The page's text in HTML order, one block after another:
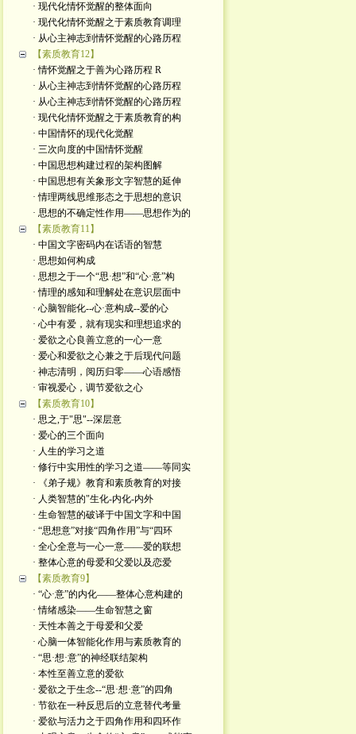
· 现代化情怀觉醒的整体面向
· 现代化情怀觉醒之于素质教育调理
· 从心主神志到情怀觉醒的心路历程
【素质教育12】
· 情怀觉醒之于善为心路历程 R
· 从心主神志到情怀觉醒的心路历程
· 从心主神志到情怀觉醒的心路历程
· 现代化情怀觉醒之于素质教育的构
· 中国情怀的现代化觉醒
· 三次向度的中国情怀觉醒
· 中国思想构建过程的架构图解
· 中国思想有关象形文字智慧的延伸
· 情理两线思维形态之于思想的意识
· 思想的不确定性作用——思想作为的
【素质教育11】
· 中国文字密码内在话语的智慧
· 思想如何构成
· 思想之于一个“思·想”和“心·意”构
· 情理的感知和理解处在意识层面中
· 心脑智能化--心·意构成--爱的心
· 心中有爱，就有现实和理想追求的
· 爱欲之心良善立意的一心一意
· 爱心和爱欲之心兼之于后现代问题
· 神志清明，阅历归零——心语感悟
· 审视爱心，调节爱欲之心
【素质教育10】
· 思之,于"思"--深层意
· 爱心的三个面向
· 人生的学习之道
· 修行中实用性的学习之道——等同实
· 《弟子规》教育和素质教育的对接
· 人类智慧的"生化-内化-内外
· 生命智慧的破译于中国文字和中国
· “思想意”对接“四角作用”与“四环
· 全心全意与一心一意——爱的联想
· 整体心意的母爱和父爱以及恋爱
【素质教育9】
· “心·意”的内化——整体心意构建的
· 情绪感染——生命智慧之窗
· 天性本善之于母爱和父爱
· 心脑一体智能化作用与素质教育的
· “思·想·意”的神经联结架构
· 本性至善立意的爱欲
· 爱欲之于生念--“思·想·意”的四角
· 节欲在一种反思后的立意替代考量
· 爱欲与活力之于四角作用和四环作